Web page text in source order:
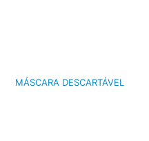
MÁSCARA DESCARTÁVEL